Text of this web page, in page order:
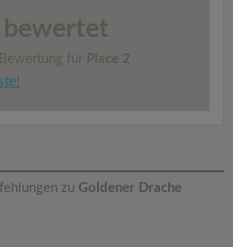
bewertet
für Place 2
zu Goldener Drache